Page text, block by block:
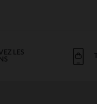
LES